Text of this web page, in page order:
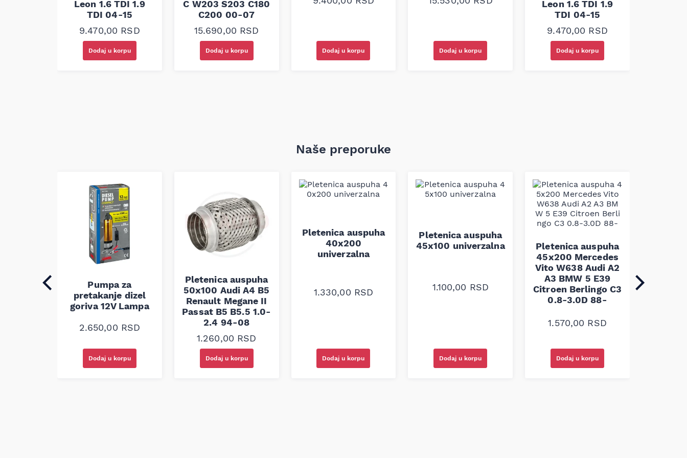
Leon 1.6 TDI 1.9
TDI 04-15
9.470,00 RSD
Dodaj u korpu
C W203 S203 C180
C200 00-07
15.690,00 RSD
Dodaj u korpu Dodaj u korpu Dodaj u korpu
Leon 1.6 TDI 1.9
TDI 04-15
9.470,00 RSD
Dodaj u korpu
Naše preporuke
Pumpa za
pretakanje dizel
goriva 12V Lampa
2.650,00 RSD
Dodaj u korpu
Pletenica auspuha
50x100 Audi A4 B5
Renault Megane II
Passat B5 B5.5 1.0-
2.4 94-08
1.260,00 RSD
Dodaj u korpu
Pletenica auspuha
40x200
univerzalna
1.330,00 RSD
Dodaj u korpu
Pletenica auspuha
45x100 univerzalna
1.100,00 RSD
Dodaj u korpu
Pletenica auspuha
45x200 Mercedes
Vito W638 Audi A2
A3 BMW 5 E39
Citroen Berlingo C3
0.8-3.0D 88-
1.570,00 RSD
Dodaj u korpu